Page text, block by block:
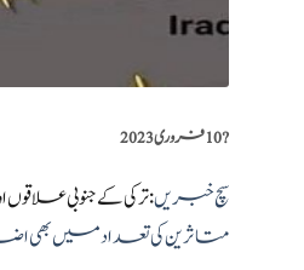
?️10 فروری 2023
سچ خبریں:ترکی کے جنوبی علاقوں اور شمالی شام میں
متاثرین کی تعداد میں بھی